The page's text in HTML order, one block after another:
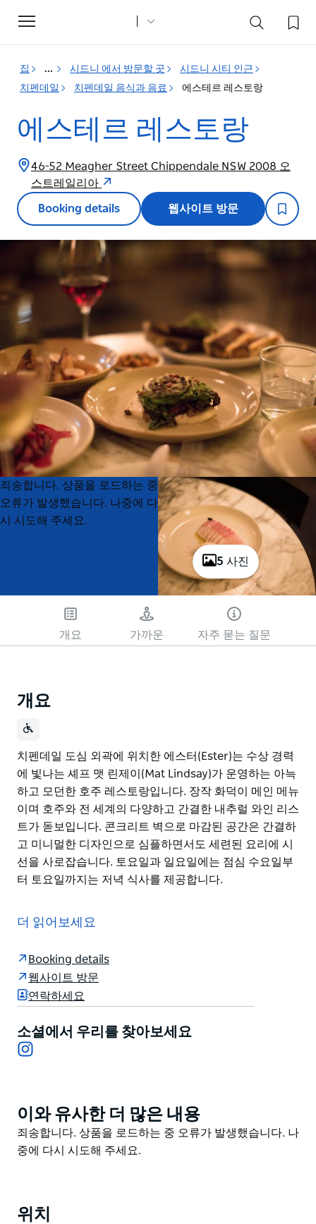
Toggle
navigation
집 ... 시드니 에서 방문할 곳
시드니 시티 인근
치펜데일
치펜데일 음식과 음료 에스테르 레스토랑
에스테르 레스토랑
46-52 Meagher Street Chippendale NSW 2008 오
스트레일리아
Booking details 웹사이트 방문
5 사진
Product
List
Product
List
죄송합니다. 상품을 로드하는 중
오류가 발생했습니다. 나중에 다
시 시도해 주세요.
개요 가까운 자주 묻는 질문
개요
치펜데일 도심 외곽에 위치한 에스터(Ester)는 수상 경력
에 빛나는 셰프 맷 린제이(Mat Lindsay)가 운영하는 아늑
하고 모던한 호주 레스토랑입니다. 장작 화덕이 메인 메뉴
이며 호주와 전 세계의 다양하고 간결한 내추럴 와인 리스
트가 돋보입니다. 콘크리트 벽으로 마감된 공간은 간결하
고 미니멀한 디자인으로 심플하면서도 세련된 요리에 시
선을 사로잡습니다. 토요일과 일요일에는 점심 수요일부
터 토요일까지는 저녁 식사를 제공합니다.
에 빛나는 셰프 맷 린제이(Mat Lindsay)가 운영하는 아늑
장작 화덕이 메인 메뉴이며 호주와 전 세계의 다양하고 간
결한 내추럴 와인 리스트가 돋보입니다. 콘크리트 벽으로
마감된 공간은 간결하고 미니멀한 디자인으로 심플하면
서도 세련된 요리에 시선을 사로잡습니다. 토요일과 일요
일에는 점심 수요일부터 토요일까지는 저녁 식사를 제공
합니다.
더 읽어보세요
Booking details
웹사이트 방문
연락하세요
소셜에서 우리를 찾아보세요
Product
List
이와 유사한 더 많은 내용
Product
List
죄송합니다. 상품을 로드하는 중 오류가 발생했습니다. 나
중에 다시 시도해 주세요.
위치